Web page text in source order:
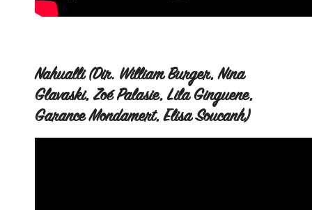
Nahualli (Dir. William Burger, Nina
Glavaski, Zoé Palasie, Lila Ginguene,
Garance Mondamert, Elisa Soucanh)